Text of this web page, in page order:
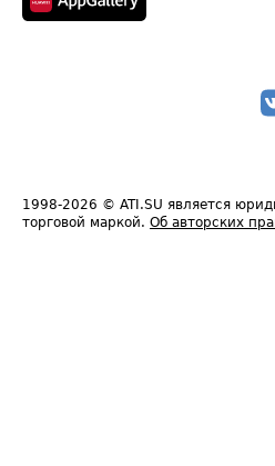
1998-2026 © ATI.SU является
торговой маркой. Об авторских